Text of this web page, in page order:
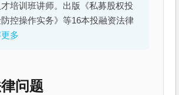
培训班讲师。出版《私募股权投
控操作实务》等16本投融资法律
多
问题